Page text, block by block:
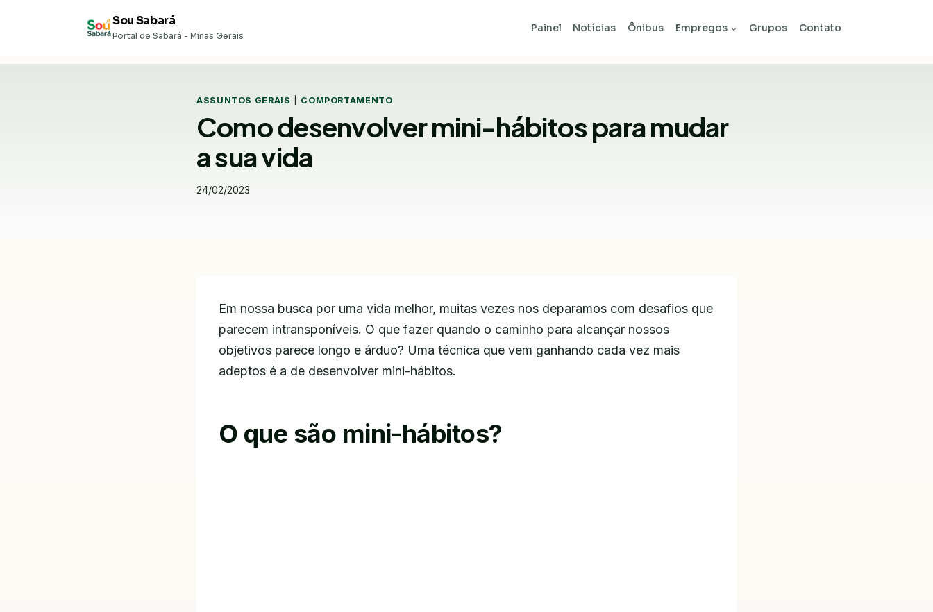
Sou Sabará
Portal de Sabará - Minas Gerais
Painel Notícias Ônibus Empregos Grupos Contato
ASSUNTOS GERAIS COMPORTAMENTO
Como desenvolver mini-hábitos para mudar
a sua vida
24/02/2023
Em nossa busca por uma vida melhor, muitas vezes nos deparamos com desafios que
parecem intransponíveis. O que fazer quando o caminho para alcançar nossos
objetivos parece longo e árduo? Uma técnica que vem ganhando cada vez mais
adeptos é a de desenvolver mini-hábitos.
O que são mini-hábitos?